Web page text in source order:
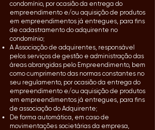
condomínio, por ocasião da entrega do
empreendimento e/ou aquisição de produtos
em empreendimentos já entregues, para fins
de cadastramento do adquirente no
condomínio;
A Associação de adquirentes, responsável
pelos serviços de gestão e administração das
áreas abrangidas pelo Empreendimento, bem
como cumprimento das normas constantes no
seu regulamento, por ocasião da entrega do
empreendimento e/ou aquisição de produtos
em empreendimentos já entregues, para fins
de associação do Adquirente;
De forma automática, em caso de
movimentações societárias da empresa,